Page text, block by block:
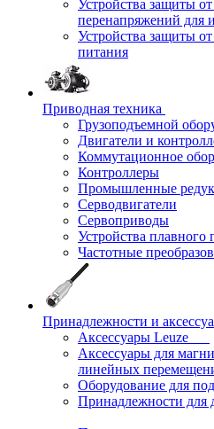
Устройства защиты
перенапряжений для
Устройства защиты
питания
Приводная техника
Грузоподъемной
Двигатели и
Коммутационное
Контроллеры
Промышленные
Серводвигатели
Сервоприводы
Устройства плавного
Частотные
Принадлежности и
Аксессуары Leuze
Аксессуары для
линейных
Оборудование для
Принадлежности для